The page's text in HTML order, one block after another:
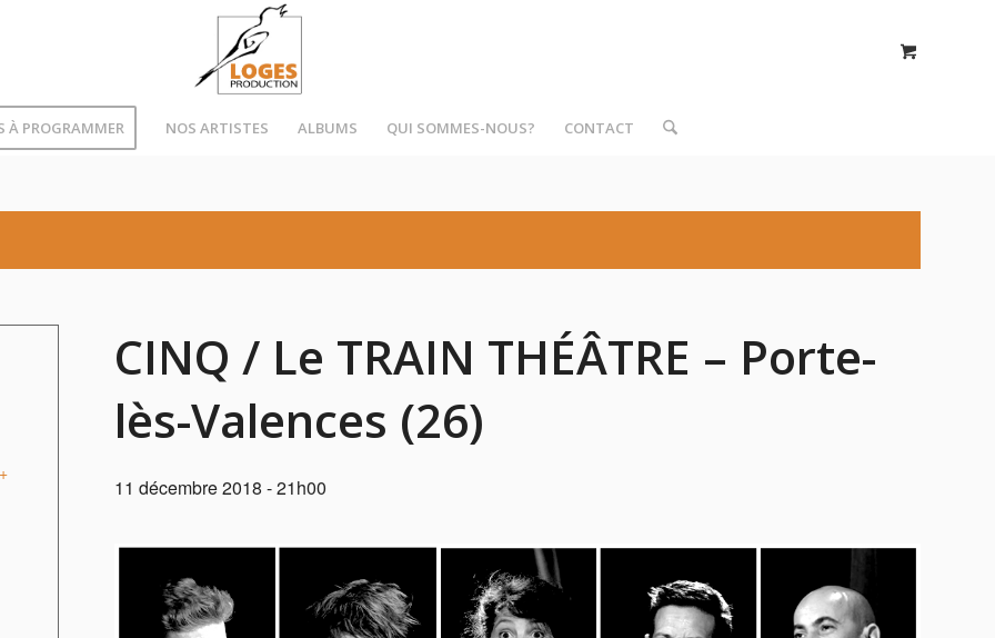
À PROGRAMMER NOS ARTISTES ALBUMS QUI SOMMES-NOUS? CONTACT
CINQ / Le TRAIN THÉÂTRE – Porte-
lès-Valences (26)
11 décembre 2018 - 21h00
+